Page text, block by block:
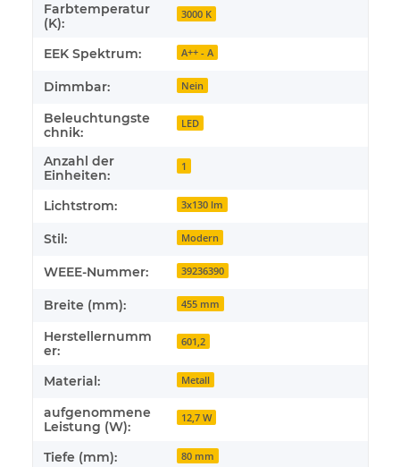
Farbtemperatur
(K):
3000 K
EEK Spektrum: A++ - A
Dimmbar: Nein
Beleuchtungste
chnik:
LED
Anzahl der
Einheiten:
1
Lichtstrom: 3x130 lm
Stil: Modern
WEEE-Nummer: 39236390
Breite (mm): 455 mm
Herstellernumm
er:
601,2
Material: Metall
aufgenommene
Leistung (W):
12,7 W
Tiefe (mm): 80 mm